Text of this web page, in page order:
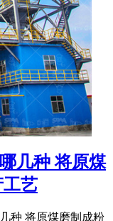
几种 将原煤
工艺
种 将原煤磨制成粉